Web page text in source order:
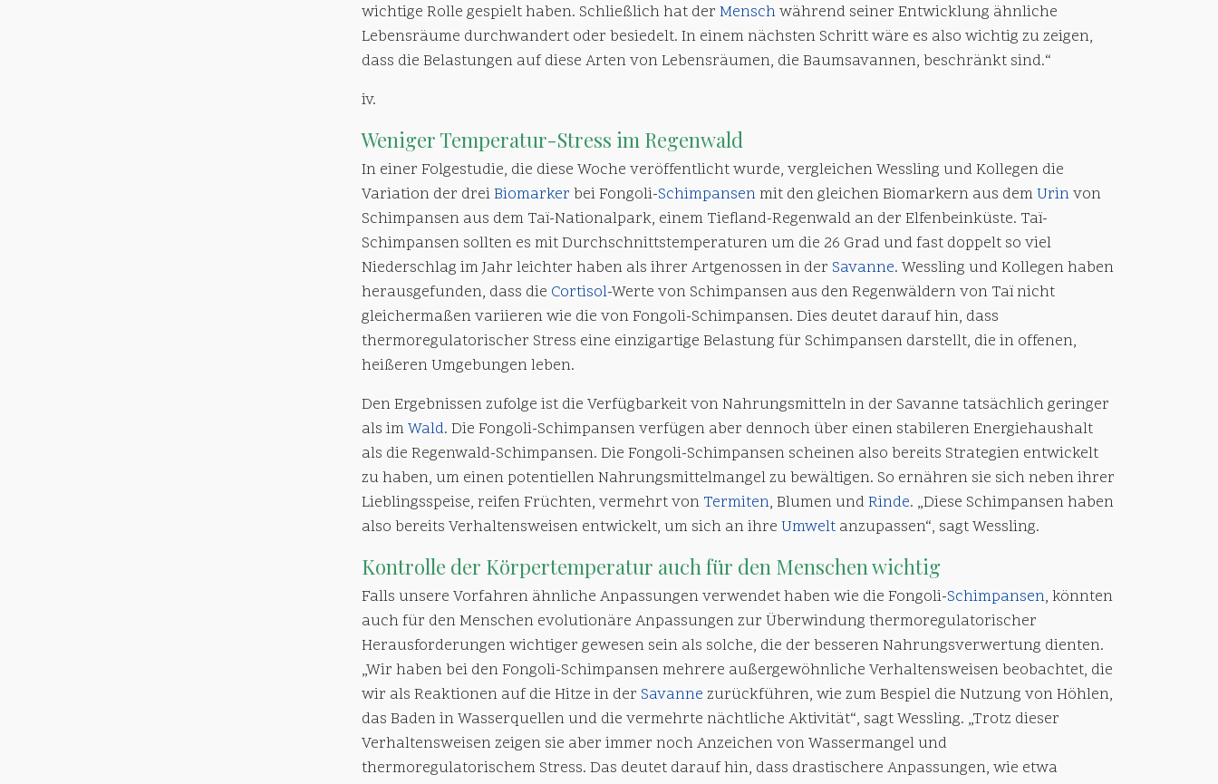
wichtige Rolle gespielt haben. Schließlich hat der Menschwährend seiner Entwicklung ähnliche
Lebensräume durchwandert oder besiedelt. In einem nächsten Schritt wäre es also wichtig zu zeigen,
dass die Belastungen auf diese Arten von Lebensräumen, die Baumsavannen, beschränkt sind.“
iv.
Weniger Temperatur-Stress im Regenwald
In einer Folgestudie, die diese Woche veröffentlicht wurde, vergleichen Wessling und Kollegen die
Variation der dreiBiomarker bei Fongoli-Schimpansenmit den gleichen Biomarkern aus demUrinvon
Schimpansen aus dem Taï-Nationalpark, einem Tiefland-Regenwald an der Elfenbeinküste. Taï-
Schimpansen sollten es mit Durchschnittstemperaturen um die 26 Grad und fast doppelt so viel
Niederschlag im Jahr leichter haben als ihrer Artgenossen in der Savanne. Wessling und Kollegen haben
herausgefunden, dass die Cortisol-Werte von Schimpansen aus den Regenwäldern von Taï nicht
gleichermaßen variieren wie die von Fongoli-Schimpansen. Dies deutet darauf hin, dass
thermoregulatorischer Stress eine einzigartige Belastung für Schimpansen darstellt, die in offenen,
heißeren Umgebungen leben.
Den Ergebnissen zufolge ist die Verfügbarkeit von Nahrungsmitteln in der Savanne tatsächlich geringer
als imWald. Die Fongoli-Schimpansen verfügen aber dennoch über einen stabileren Energiehaushalt
als die Regenwald-Schimpansen. Die Fongoli-Schimpansen scheinen also bereits Strategien entwickelt
zu haben, um einen potentiellen Nahrungsmittelmangel zu bewältigen. So ernähren sie sich neben ihrer
Lieblingsspeise, reifen Früchten, vermehrt von Termiten, Blumen undRinde. „Diese Schimpansen haben
also bereits Verhaltensweisen entwickelt, um sich an ihre Umwelt anzupassen“, sagt Wessling.
Kontrolle der Körpertemperatur auch für den Menschen wichtig
Falls unsere Vorfahren ähnliche Anpassungen verwendet haben wie die Fongoli-Schimpansen, könnten
auch für den Menschen evolutionäre Anpassungen zur Überwindung thermoregulatorischer
Herausforderungen wichtiger gewesen sein als solche, die der besseren Nahrungsverwertung dienten.
„Wir haben bei den Fongoli-Schimpansen mehrere außergewöhnliche Verhaltensweisen beobachtet, die
wir als Reaktionen auf die Hitze in der Savanne zurückführen, wie zum Bespiel die Nutzung von Höhlen,
das Baden in Wasserquellen und die vermehrte nächtliche Aktivität“, sagt Wessling. „Trotz dieser
Verhaltensweisen zeigen sie aber immer noch Anzeichen von Wassermangel und
thermoregulatorischem Stress. Das deutet darauf hin, dass drastischere Anpassungen, wie etwa